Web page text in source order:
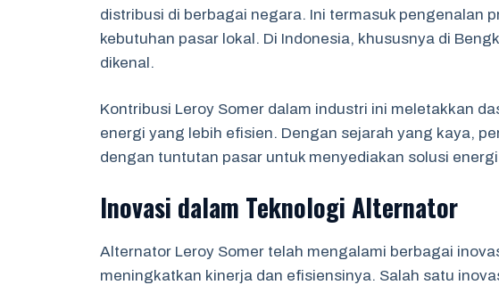
distribusi di berbagai negara. Ini termasuk pengenalan
kebutuhan pasar lokal. Di Indonesia, khususnya di
dikenal.
Kontribusi Leroy Somer dalam industri ini meletakkan
energi yang lebih efisien. Dengan sejarah yang kaya,
dengan tuntutan pasar untuk menyediakan solusi
Inovasi dalam Teknologi Alternator
Alternator Leroy Somer telah mengalami berbagai
meningkatkan kinerja dan efisiensinya. Salah satu